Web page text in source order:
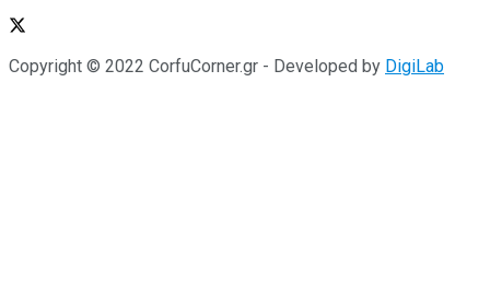
Copyright © 2022 CorfuCorner.gr - Developed by DigiLab